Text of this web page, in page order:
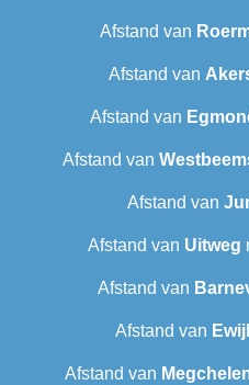
Afstand van
Afstand van
Afstand van
Afstand van
Afstand van
Afstand van Uitweg
Afstand van
Afstand van
Afstand van